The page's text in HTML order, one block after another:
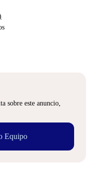
sobre este anuncio,
Equipo